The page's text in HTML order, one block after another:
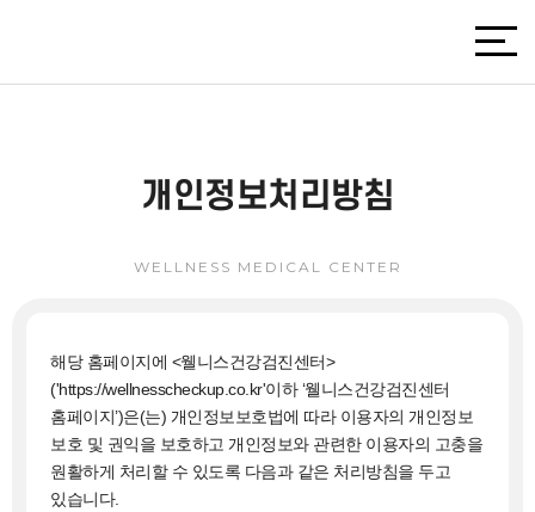
개인정보처리방침
WELLNESS MEDICAL CENTER
해당 홈페이지에 <웰니스건강검진센터>
('https://wellnesscheckup.co.kr'이하 ‘웰니스건강검진센터
홈페이지’)은(는) 개인정보보호법에 따라 이용자의 개인정보
보호 및 권익을 보호하고 개인정보와 관련한 이용자의 고충을
원활하게 처리할 수 있도록 다음과 같은 처리방침을 두고
있습니다.